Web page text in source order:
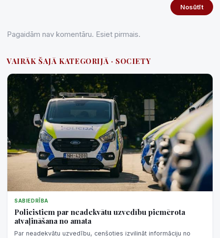
Nosūtīt
Pagaidām nav komentāru. Esiet pirmais.
VAIRĀK ŠAJĀ KATEGORIJĀ · SOCIETY
SABIEDRĪBA
Policistiem par neadekvātu uzvedību piemērota
atvaļināšana no amata
Par neadekvātu uzvedību, cenšoties izvilināt informāciju no